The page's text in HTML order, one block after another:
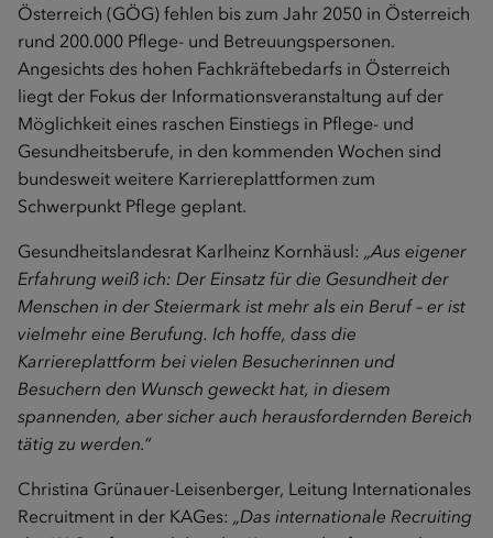
Österreich (GÖG) fehlen bis zum Jahr 2050 in Österreich
rund 200.000 Pflege- und Betreuungspersonen.
Angesichts des hohen Fachkräftebedarfs in Österreich
liegt der Fokus der Informationsveranstaltung auf der
Möglichkeit eines raschen Einstiegs in Pflege- und
Gesundheitsberufe, in den kommenden Wochen sind
bundesweit weitere Karriereplattformen zum
Schwerpunkt Pflege geplant.
Gesundheitslandesrat Karlheinz Kornhäusl: „Aus eigener
Erfahrung weiß ich: Der Einsatz für die Gesundheit der
Menschen in der Steiermark ist mehr als ein Beruf – er ist
vielmehr eine Berufung. Ich hoffe, dass die
Karriereplattform bei vielen Besucherinnen und
Besuchern den Wunsch geweckt hat, in diesem
spannenden, aber sicher auch herausfordernden Bereich
tätig zu werden.“
Christina Grünauer-Leisenberger, Leitung Internationales
Recruitment in der KAGes: „Das internationale Recruiting